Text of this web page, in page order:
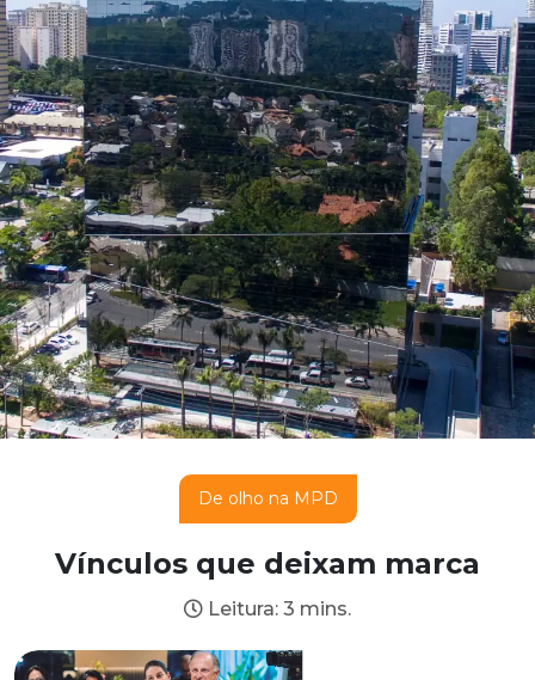
De olho na MPD
Vínculos que deixam marca
Leitura: 3 mins.